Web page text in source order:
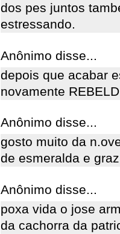
dos pes juntos
estressando.
Anônimo disse...
depois que acabar
novamente
Anônimo disse...
gosto muito da
de esmeralda e
Anônimo disse...
poxa vida o jose
da cachorra da